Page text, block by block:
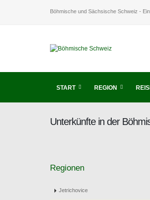
Böhmische und Sächsische Schweiz -
START REGION
Unterkünfte in der
Regionen
Jetrichovice